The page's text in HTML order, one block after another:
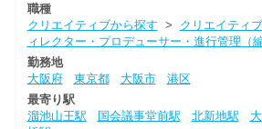
職種
クリエイティブから探す > クリエイティブ
ィレクター・プロデューサー・進行管理（
勤務地
大阪府
東京都 大阪市
港区
最寄り駅
溜池山王駅
国会議事堂前駅 北新地駅